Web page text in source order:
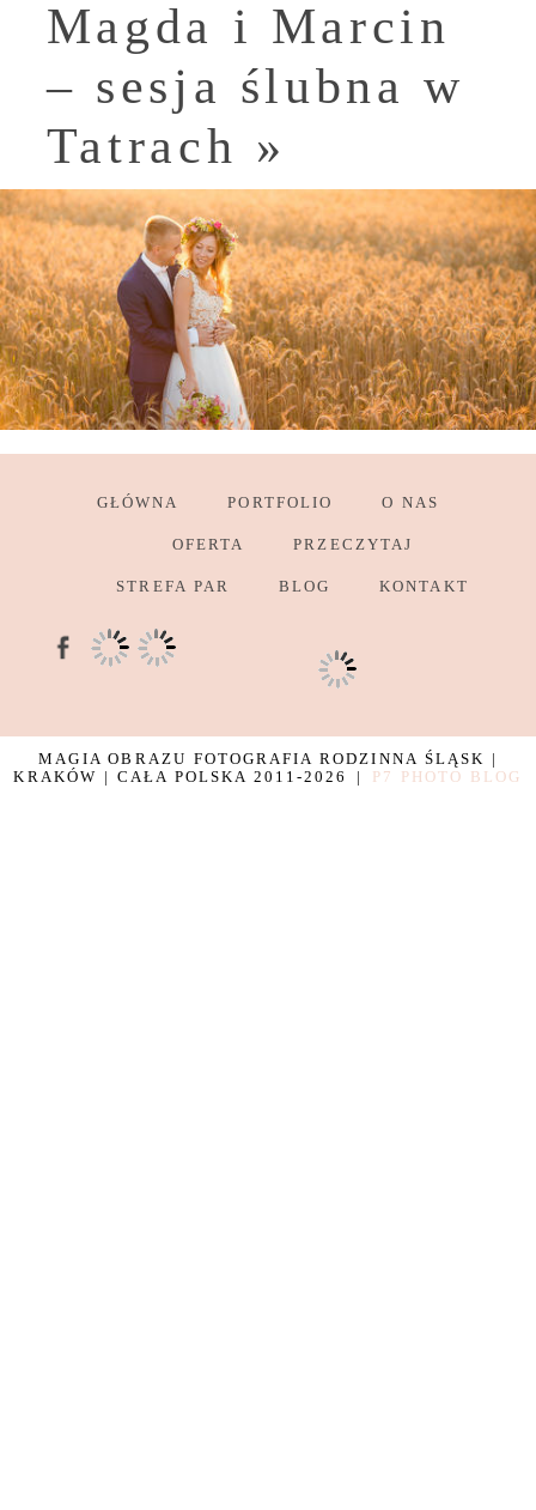
Magda i Marcin
– sesja ślubna w
Tatrach »
GŁÓWNA PORTFOLIO O NAS
OFERTA PRZECZYTAJ
STREFA PAR BLOG KONTAKT
MAGIA OBRAZU FOTOGRAFIA RODZINNA ŚLĄSK |
KRAKÓW | CAŁA POLSKA 2011-2026
| P7 PHOTO BLOG